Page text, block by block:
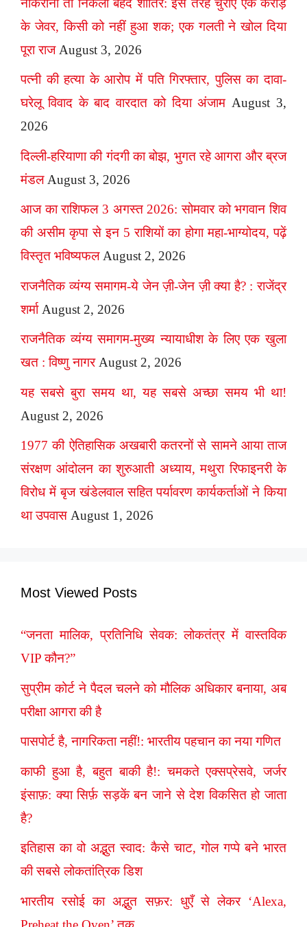
नौकरानी तो निकली बेहद शातिर: इस तरह चुराए एक करोड़
के जेवर, किसी को नहीं हुआ शक; एक गलती ने खोल दिया
पूरा राज August 3, 2026
पत्नी की हत्या के आरोप में पति गिरफ्तार, पुलिस का दावा-
घरेलू विवाद के बाद वारदात को दिया अंजाम August 3,
2026
दिल्ली-हरियाणा की गंदगी का बोझ, भुगत रहे आगरा और ब्रज
मंडल August 3, 2026
आज का राशिफल 3 अगस्त 2026: सोमवार को भगवान शिव
की असीम कृपा से इन 5 राशियों का होगा महा-भाग्योदय, पढ़ें
विस्तृत भविष्यफल August 2, 2026
राजनैतिक व्यंग्य समागम-ये जेन ज़ी-जेन ज़ी क्या है? : राजेंद्र
शर्मा August 2, 2026
राजनैतिक व्यंग्य समागम-मुख्य न्यायाधीश के लिए एक खुला
खत : विष्णु नागर August 2, 2026
यह सबसे बुरा समय था, यह सबसे अच्छा समय भी था!
August 2, 2026
1977 की ऐतिहासिक अखबारी कतरनों से सामने आया ताज
संरक्षण आंदोलन का शुरुआती अध्याय, मथुरा रिफाइनरी के
विरोध में बृज खंडेलवाल सहित पर्यावरण कार्यकर्ताओं ने किया
था उपवास August 1, 2026
Most Viewed Posts
“जनता मालिक, प्रतिनिधि सेवक: लोकतंत्र में वास्तविक
VIP कौन?”
सुप्रीम कोर्ट ने पैदल चलने को मौलिक अधिकार बनाया, अब
परीक्षा आगरा की है
पासपोर्ट है, नागरिकता नहीं!: भारतीय पहचान का नया गणित
काफी हुआ है, बहुत बाकी है!: चमकते एक्सप्रेसवे, जर्जर
इंसाफ़: क्या सिर्फ़ सड़कें बन जाने से देश विकसित हो जाता
है?
इतिहास का वो अद्भुत स्वाद: कैसे चाट, गोल गप्पे बने भारत
की सबसे लोकतांत्रिक डिश
भारतीय रसोई का अद्भुत सफ़र: धुएँ से लेकर ‘Alexa,